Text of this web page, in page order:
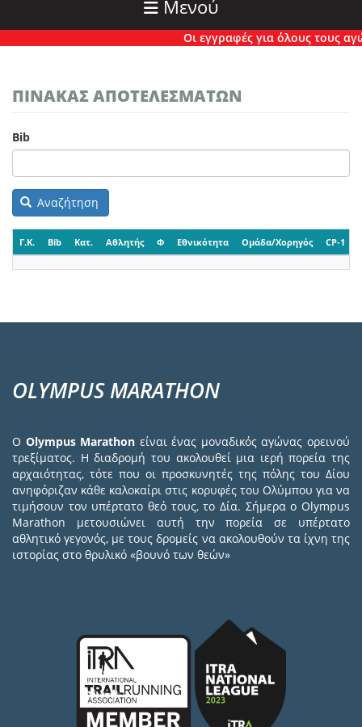
Μενού
Οι εγγραφές για όλους τους
ΠΙΝΑΚΑΣ ΑΠΟΤΕΛΕΣΜΑΤΩΝ
Bib
Αναζήτηση
Γ.Κ. Bib Κατ. Αθλητής Φ Εθνικότητα Ομάδα/Χορηγός CP-1
OLYMPUS MARATHON
Ο Olympus Marathon είναι ένας μοναδικός αγώνας ορεινού
τρεξίματος. Η διαδρομή του ακολουθεί μια ιερή πορεία της
αρχαιότητας, τότε που οι προσκυνητές της πόλης του Δίου
ανηφόριζαν κάθε καλοκαίρι στις κορυφές του Ολύμπου για να
τιμήσουν τον υπέρτατο θεό τους, το Δία. Σήμερα ο Olympus
Marathon μετουσιώνει αυτή την πορεία σε υπέρτατο
αθλητικό γεγονός, με τους δρομείς να ακολουθούν τα ίχνη της
ιστορίας στο θρυλικό «βουνό των θεών»